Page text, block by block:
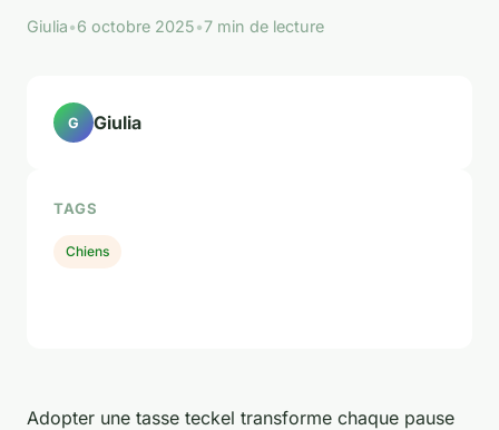
Giulia•6 octobre 2025•7 min de lecture
Adopter une tasse teckel transforme chaque pause
G Giulia
TAGS
Chiens